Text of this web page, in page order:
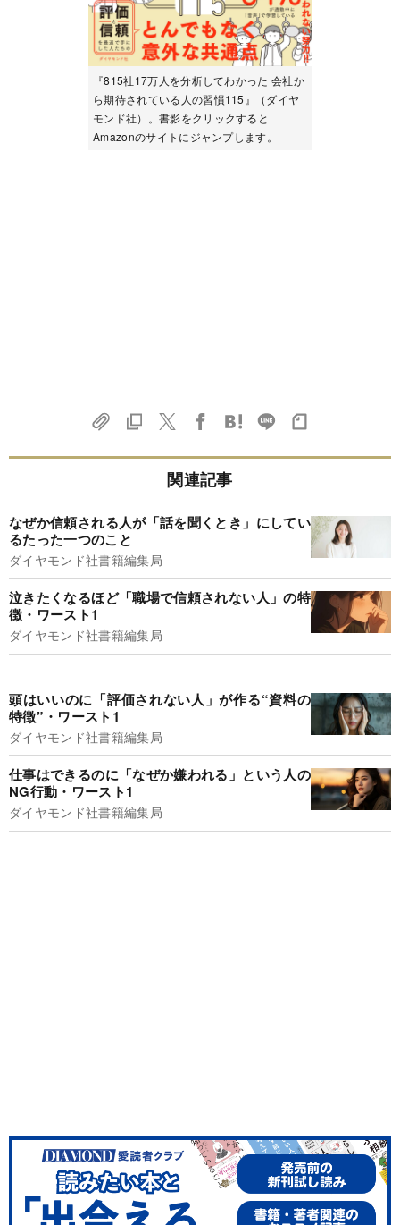
『815社17万人を分析してわかった 会社か
ら期待されている人の習慣115』（ダイヤ
モンド社）。書影をクリックすると
Amazonのサイトにジャンプします。
関連記事
なぜか信頼される人が「話を聞くとき」にしてい
るたった一つのこと
ダイヤモンド社書籍編集局
泣きたくなるほど「職場で信頼されない人」の特
徴・ワースト1
ダイヤモンド社書籍編集局
頭はいいのに「評価されない人」が作る“資料の
特徴”・ワースト1
ダイヤモンド社書籍編集局
仕事はできるのに「なぜか嫌われる」という人の
NG行動・ワースト1
ダイヤモンド社書籍編集局